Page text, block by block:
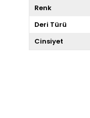
Renk
Deri Türü
Cinsiyet